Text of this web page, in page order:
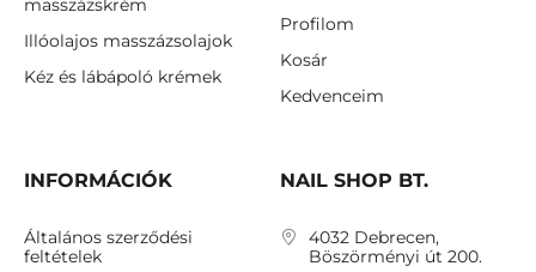
masszázskrém
Illóolajos masszázsolajok
Kéz és lábápoló krémek
Profilom
Kosár
Kedvenceim
INFORMÁCIÓK
Általános szerződési
feltételek
NAIL SHOP BT.
4032 Debrecen,
Böszörményi út 200.